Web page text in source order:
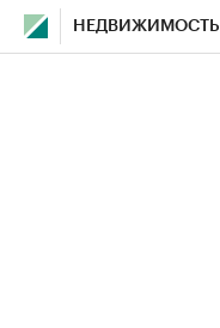
НЕДВИЖИМОСТЬ